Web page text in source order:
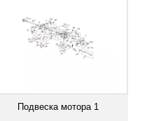
Подвеска мотора 1